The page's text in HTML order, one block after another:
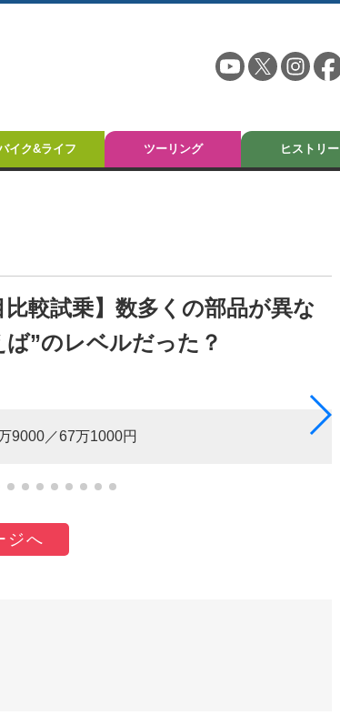
イク&ライフ ツーリング ヒストリー
較試乗】数多くの部品が異な
”のレベルだった？
9000／67万1000円
ジへ